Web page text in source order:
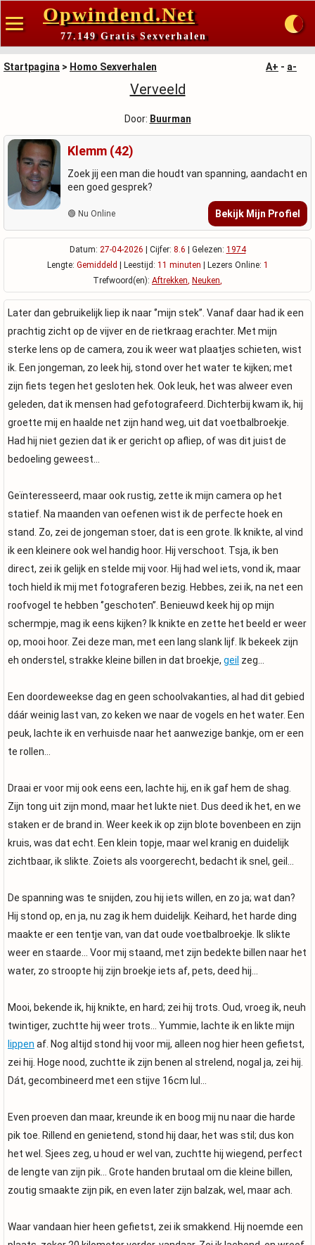
Opwindend.Net
77.149 Gratis Sexverhalen
Startpagina > Homo Sexverhalen A+ - a-
Verveeld
Door: Buurman
Klemm (42)
Zoek jij een man die houdt van spanning, aandacht en
een goed gesprek?
🟢 Nu Online Bekijk Mijn Profiel
Datum: 27-04-2026 | Cijfer: 8.6 | Gelezen: 1974
Lengte: Gemiddeld | Leestijd: 11 minuten | Lezers Online: 1
Trefwoord(en): Aftrekken, Neuken,
Later dan gebruikelijk liep ik naar ‘’mijn stek’’. Vanaf daar had ik een
prachtig zicht op de vijver en de rietkraag erachter. Met mijn
sterke lens op de camera, zou ik weer wat plaatjes schieten, wist
ik. Een jongeman, zo leek hij, stond over het water te kijken; met
zijn fiets tegen het gesloten hek. Ook leuk, het was alweer even
geleden, dat ik mensen had gefotografeerd. Dichterbij kwam ik, hij
groette mij en haalde net zijn hand weg, uit dat voetbalbroekje.
Had hij niet gezien dat ik er gericht op afliep, of was dit juist de
bedoeling geweest…
Geïnteresseerd, maar ook rustig, zette ik mijn camera op het
statief. Na maanden van oefenen wist ik de perfecte hoek en
stand. Zo, zei de jongeman stoer, dat is een grote. Ik knikte, al vind
ik een kleinere ook wel handig hoor. Hij verschoot. Tsja, ik ben
direct, zei ik gelijk en stelde mij voor. Hij had wel iets, vond ik, maar
toch hield ik mij met fotograferen bezig. Hebbes, zei ik, na net een
roofvogel te hebben ‘’geschoten’’. Benieuwd keek hij op mijn
schermpje, mag ik eens kijken? Ik knikte en zette het beeld er weer
op, mooi hoor. Zei deze man, met een lang slank lijf. Ik bekeek zijn
eh onderstel, strakke kleine billen in dat broekje, geil zeg…
Een doordeweekse dag en geen schoolvakanties, al had dit gebied
dáár weinig last van, zo keken we naar de vogels en het water. Een
peuk, lachte ik en verhuisde naar het aanwezige bankje, om er een
te rollen…
Draai er voor mij ook eens een, lachte hij, en ik gaf hem de shag.
Zijn tong uit zijn mond, maar het lukte niet. Dus deed ik het, en we
staken er de brand in. Weer keek ik op zijn blote bovenbeen en zijn
kruis, was dat echt. Een klein topje, maar wel kranig en duidelijk
zichtbaar, ik slikte. Zoiets als voorgerecht, bedacht ik snel, geil…
De spanning was te snijden, zou hij iets willen, en zo ja; wat dan?
Hij stond op, en ja, nu zag ik hem duidelijk. Keihard, het harde ding
maakte er een tentje van, van dat oude voetbalbroekje. Ik slikte
weer en staarde… Voor mij staand, met zijn bedekte billen naar het
water, zo stroopte hij zijn broekje iets af, pets, deed hij…
Mooi, bekende ik, hij knikte, en hard; zei hij trots. Oud, vroeg ik, neuh
twintiger, zuchtte hij weer trots… Yummie, lachte ik en likte mijn
lippen af. Nog altijd stond hij voor mij, alleen nog hier heen gefietst,
zei hij. Hoge nood, zuchtte ik zijn benen al strelend, nogal ja, zei hij.
Dát, gecombineerd met een stijve 16cm lul…
Even proeven dan maar, kreunde ik en boog mij nu naar die harde
pik toe. Rillend en genietend, stond hij daar, het was stil; dus kon
het wel. Sjees zeg, u houd er wel van, zuchtte hij wiegend, perfect
de lengte van zijn pik… Grote handen brutaal om die kleine billen,
zoutig smaakte zijn pik, en even later zijn balzak, wel, maar ach.
Waar vandaan hier heen gefietst, zei ik smakkend. Hij noemde een